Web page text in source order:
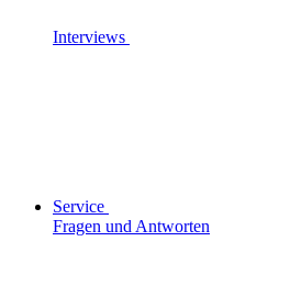
Interviews
Service
Fragen und Antworten